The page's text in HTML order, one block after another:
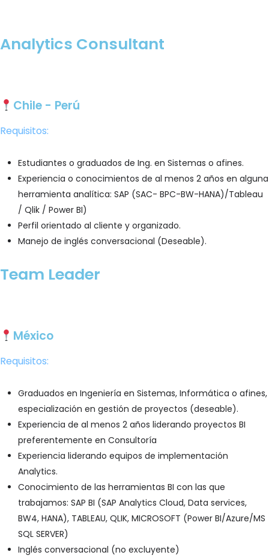
Analytics Consultant
Chile - Perú
Requisitos:
Estudiantes o graduados de Ing. en Sistemas o afines.
Experiencia o conocimientos de al menos 2 años en alguna
herramienta analítica: SAP (SAC- BPC-BW-HANA)/Tableau
/ Qlik / Power BI)
Perfil orientado al cliente y organizado.
Manejo de inglés conversacional (Deseable).
Team Leader
México
Requisitos:
Graduados en Ingeniería en Sistemas, Informática o afines,
especialización en gestión de proyectos (deseable).
Experiencia de al menos 2 años liderando proyectos BI
preferentemente en Consultoría
Experiencia liderando equipos de implementación
Analytics.
Conocimiento de las herramientas BI con las que
trabajamos: SAP BI (SAP Analytics Cloud, Data services,
BW4, HANA), TABLEAU, QLIK, MICROSOFT (Power BI/Azure/MS
SQL SERVER)
Inglés conversacional (no excluyente)